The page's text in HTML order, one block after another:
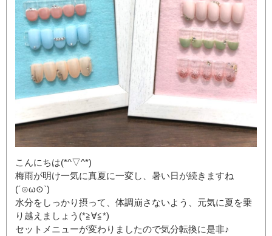
こんにちは(*^▽^*)
梅雨が明け一気に真夏に一変し、暑い日が続きますね
(´⊙ω⊙`)
水分をしっかり摂って、体調崩さないよう、元気に夏を乗
り越えましょう(*≧∀≦*)
セットメニューが変わりましたので気分転換に是非♪